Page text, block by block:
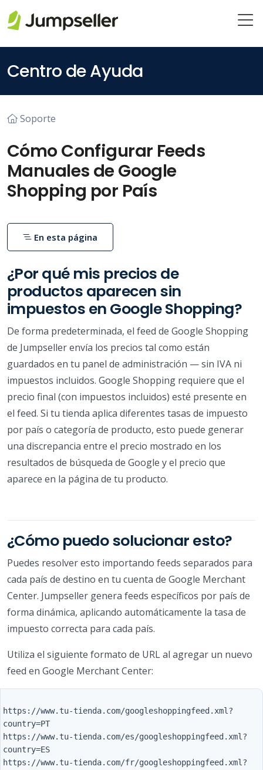
Centro de Ayuda
Soporte
Cómo Configurar Feeds
Manuales de Google
Shopping por País
¿Por qué mis precios de
productos aparecen sin
impuestos en Google Shopping?
De forma predeterminada, el feed de Google Shopping
de Jumpseller envía los precios tal como están
guardados en tu panel de administración — sin IVA ni
impuestos incluidos. Google Shopping requiere que el
precio final (con impuestos incluidos) esté presente en
el feed. Si tu tienda aplica diferentes tasas de impuesto
por país o categoría de producto, esto puede generar
una discrepancia entre el precio mostrado en los
resultados de búsqueda de Google y el precio que
aparece en la página de tu producto.
¿Cómo puedo solucionar esto?
Puedes resolver esto importando feeds separados para
cada país de destino en tu cuenta de Google Merchant
Center. Jumpseller genera feeds específicos por país de
forma dinámica, aplicando automáticamente la tasa de
impuesto correcta para cada país.
Utiliza el siguiente formato de URL al agregar un nuevo
feed en Google Merchant Center:
https://www.tu-tienda.com/googleshoppingfeed.xml?
country=PT
https://www.tu-tienda.com/es/googleshoppingfeed.xml?
country=ES
https://www.tu-tienda.com/fr/googleshoppingfeed.xml?
En esta página